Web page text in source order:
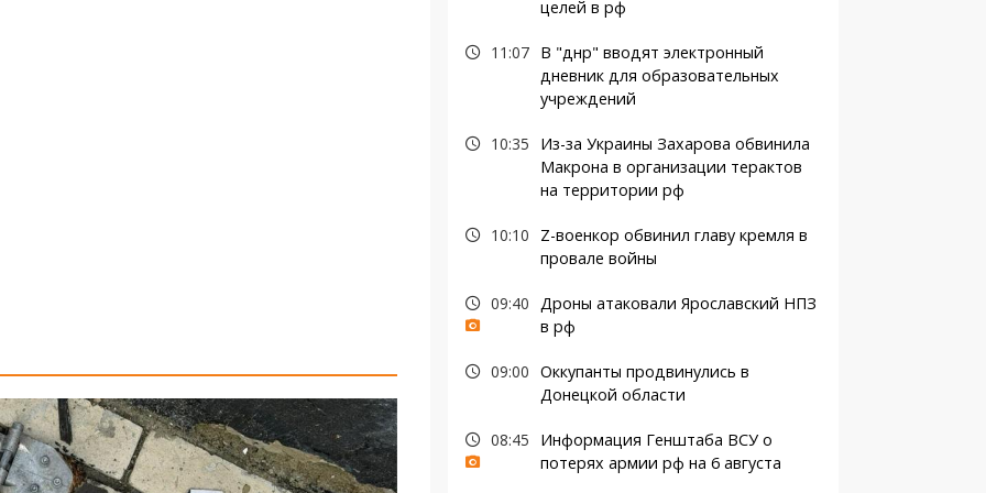
целей в рф
11:07
В "днр" вводят электронный
дневник для образовательных
учреждений
10:35
Из-за Украины Захарова обвинила
Макрона в организации терактов
на территории рф
10:10
Z-военкор обвинил главу кремля в
провале войны
09:40 Дроны атаковали Ярославский НПЗ
в рф
09:00 Оккупанты продвинулись в
Донецкой области
08:45
Информация Генштаба ВСУ о
потерях армии рф на 6 августа